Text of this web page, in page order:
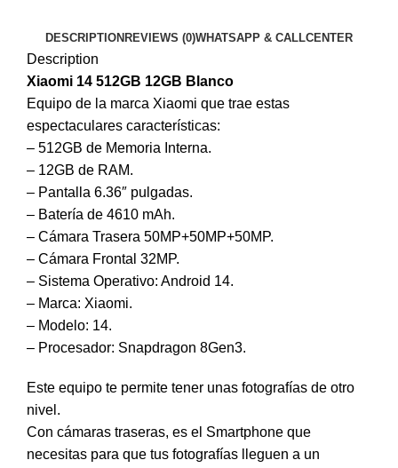
DESCRIPTION REVIEWS (0)WHATSAPP & CALLCENTER
Description
Xiaomi 14 512GB 12GB Blanco
Equipo de la marca Xiaomi que trae estas
espectaculares características:
– 512GB de Memoria Interna.
– 12GB de RAM.
– Pantalla 6.36″ pulgadas.
– Batería de 4610 mAh.
– Cámara Trasera 50MP+50MP+50MP.
– Cámara Frontal 32MP.
– Sistema Operativo: Android 14.
– Marca: Xiaomi.
– Modelo: 14.
– Procesador: Snapdragon 8Gen3.
Este equipo te permite tener unas fotografías de otro
nivel.
Con cámaras traseras, es el Smartphone que
necesitas para que tus fotografías lleguen a un